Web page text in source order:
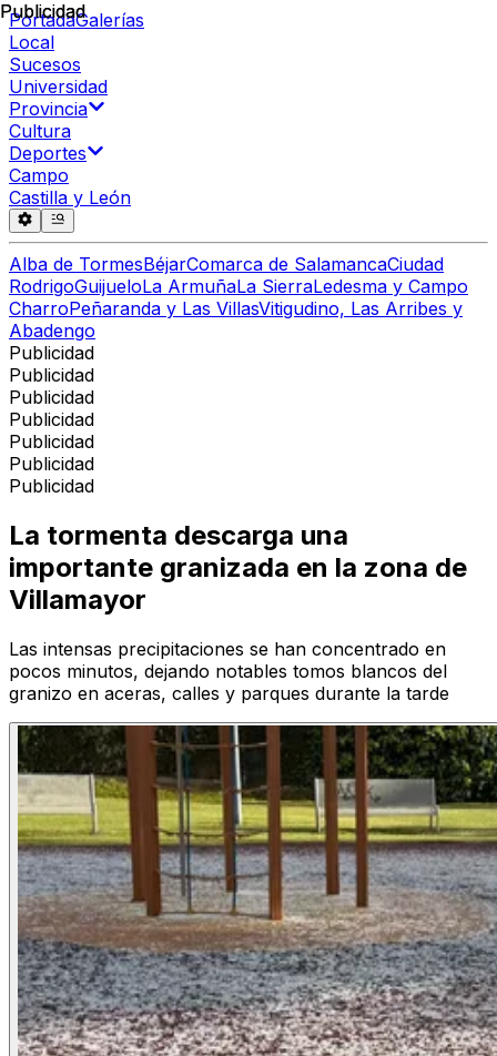
PortadaGalerías
Local
Sucesos
Universidad
Provincia
Cultura
Deportes
Campo
Castilla y León
Alba de TormesBéjarComarca de SalamancaCiudad
RodrigoGuijueloLa ArmuñaLa SierraLedesma y Campo
CharroPeñaranda y Las VillasVitigudino, Las Arribes y
Abadengo
Publicidad
Publicidad
Publicidad
Publicidad
Publicidad
Publicidad
Publicidad
Publicidad
La tormenta descarga una
importante granizada en la zona de
Villamayor
Las intensas precipitaciones se han concentrado en
pocos minutos, dejando notables tomos blancos del
granizo en aceras, calles y parques durante la tarde
Publicidad